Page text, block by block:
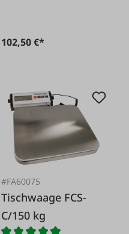
102,50 €*
#FA60075
Tischwaage FCS-
C/150 kg